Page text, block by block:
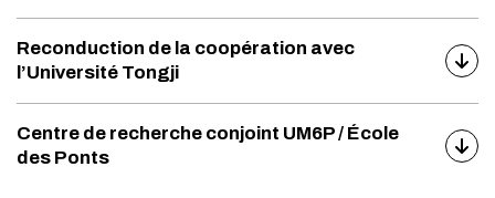
Reconduction de la coopération avec
l’Université Tongji
Centre de recherche conjoint UM6P / École
des Ponts